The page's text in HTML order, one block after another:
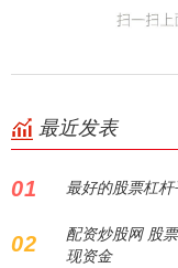
最近发表
01 最好的股票杠
02
配资炒股网 股
现资金